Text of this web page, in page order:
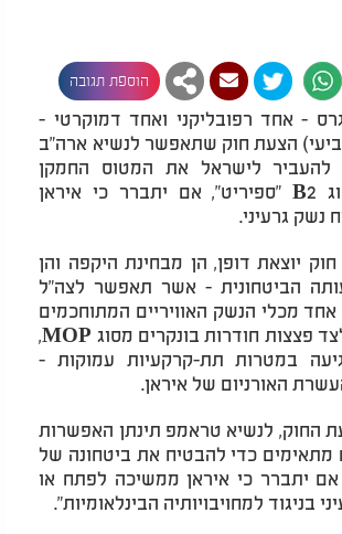
הוספת תגובה
- אחד רפובליקני ואחד דמוקרטי -
הצעת חוק שתאפשר לנשיא ארה"ב
להעביר לישראל את המטוס החמקן
B2"ספיריט", אם יתברר כי איראן
נשק גרעיני.
יוצאת דופן, הן מבחינת היקפה והן
הביטחונית - אשר תאפשר לצה"ל
מכלי הנשק האוויריים המתוחכמים
פצצות חודרות בונקרים מסוג MOP
,
במטרות תת-קרקעיות עמוקות -
האורניום של איראן.
החוק, לנשיא טראמפ תינתן האפשרות
מתאימים כדי להבטיח את ביטחונה של
יתברר כי איראן ממשיכה לפתח או
בניגוד למחויבויותיה הבינלאומיות".